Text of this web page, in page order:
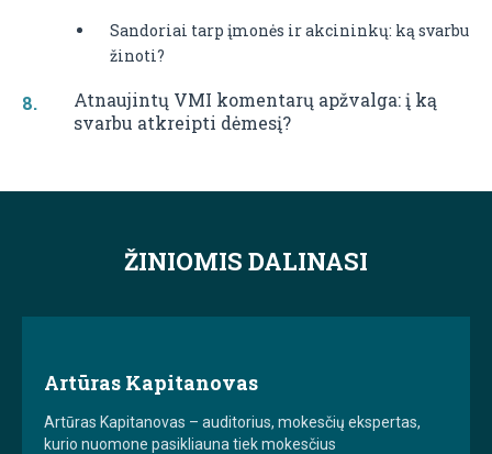
Sandoriai tarp įmonės ir akcininkų: ką svarbu
žinoti?
Atnaujintų VMI komentarų apžvalga: į ką
svarbu atkreipti dėmesį?
ŽINIOMIS DALINASI
Artūras Kapitanovas
Artūras Kapitanovas – auditorius, mokesčių ekspertas,
kurio nuomone pasikliauna tiek mokesčius